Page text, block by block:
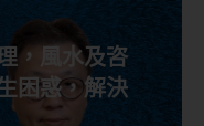
，風水及咨
困惑，解決